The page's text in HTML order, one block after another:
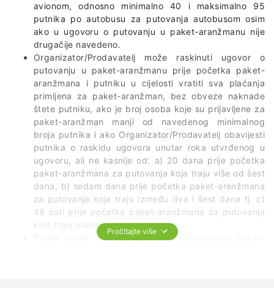
avionom, odnosno minimalno 40 i maksimalno 95
putnika po autobusu za putovanja autobusom osim
ako u ugovoru o putovanju u paket-aranžmanu nije
drugačije navedeno.
Organizator/Prodavatelj može raskinuti ugovor o
putovanju u paket-aranžmanu prije početka paket-
aranžmana i putniku u cijelosti vratiti sva plaćanja
primljena za paket-aranžman, bez obveze naknade
štete putniku, ako je broj osoba koje su prijavljene za
paket-aranžman manji od navedenog minimalnog
broja putnika i ako Organizator/Prodavatelj obavijesti
putnika o raskidu ugovora unutar roka utvrđenog u
ugovoru, ali ne kasnije od: a) 20 dana prije početka
paket-aranžmana za putovanja koja traju više od šest
dana, b) sedam dana prije početka paket-aranžmana
za putovanja koja traju između dva i šest dana tj. c)
48 sati prije početka paket-aranžmana za putovanja
koja traju manje od dva dana.
Putnik može raskinuti ugovor o putovanju u paket-
Pročitajte više